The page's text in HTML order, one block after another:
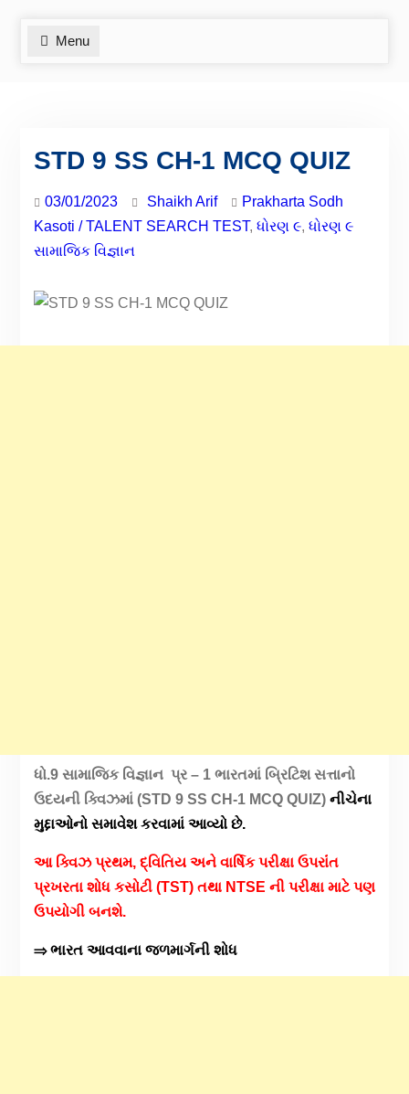
Menu
STD 9 SS CH-1 MCQ QUIZ
03/01/2023 Shaikh Arif
Prakharta Sodh
Kasoti / TALENT SEARCH TEST, ધોરણ ૯, ધોરણ ૯
સામાજિક વિજ્ઞાન
ધો.9 સામાજિક વિજ્ઞાન પ્ર – 1 ભારતમાં બ્રિટિશ સત્તાનો
ઉદયની ક્વિઝમાં (STD 9 SS CH-1 MCQ QUIZ) નીચેના
મુદ્દાઓનો સમાવેશ કરવામાં આવ્યો છે.
આ ક્વિઝ પ્રથમ, દ્વિતિય અને વાર્ષિક પરીક્ષા ઉપરાંંત
પ્રખરતા શોધ કસોટી (TST) તથા NTSE ની પરીક્ષા માટે પણ
ઉપયોગી બનશે.
⇒ ભારત આવવાના જળમાર્ગની શોધ